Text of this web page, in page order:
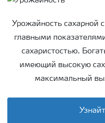
Урожайность сахарной
главными
сахаристостью.
имеющий высокую
максимальный